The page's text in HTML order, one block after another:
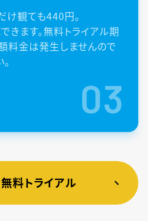
け観ても440円。
きます。無料トライアル期
料金は発生しませんので
03
料トライアル